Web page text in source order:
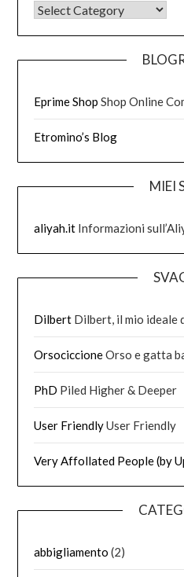
DI COSA HO SCRITTO
Eprime Shop Shop Online
Etromino’s Blog
MIEI
aliyah.it Informazioni
Dilbert Dilbert, il mio ideale
OrsociccioneOrso e gatta
PhD Piled Higher & Deeper
User FriendlyUser Friendly
Very Affollated People (by
abbigliamento (2)